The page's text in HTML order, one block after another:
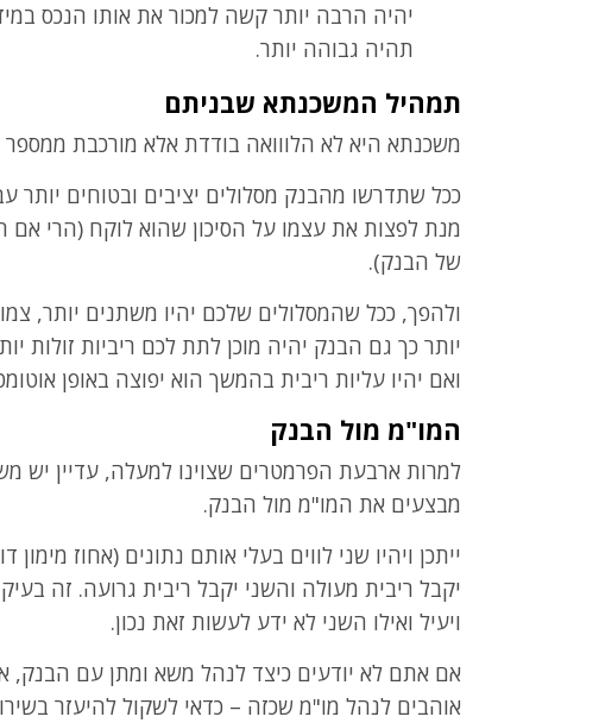
יהיה הרבה יותר קשה למכור את אותו הנכס
תהיה גבוהה יותר.
תמהיל המשכנתא שבניתם
משכנתא היא לא הלווואה בודדת אלא מורכבת ממספר
ככל שתדרשו מהבנק מסלולים יציבים ובטוחים יותר
מנת לפצות את עצמו על הסיכון שהוא לוקח (הרי אם
של הבנק).
ולהפך, ככל שהמסלולים שלכם יהיו משתנים יותר,
יותר כך גם הבנק יהיה מוכן לתת לכם ריביות זולות
ואם יהיו עליות ריבית בהמשך הוא יפוצה באופן
המו"מ מול הבנק
למרות ארבעת הפרמטרים שצוינו למעלה, עדיין יש
מבצעים את המו"מ מול הבנק.
ייתכן ויהיו שני לווים בעלי אותם נתונים (אחוז
יקבל ריבית מעולה והשני יקבל ריבית גרועה. זה
ויעיל ואילו השני לא ידע לעשות זאת נכון.
אם אתם לא יודעים כיצד לנהל משא ומתן עם הבנק,
אוהבים לנהל מו"מ שכזה – כדאי לשקול להיעזר